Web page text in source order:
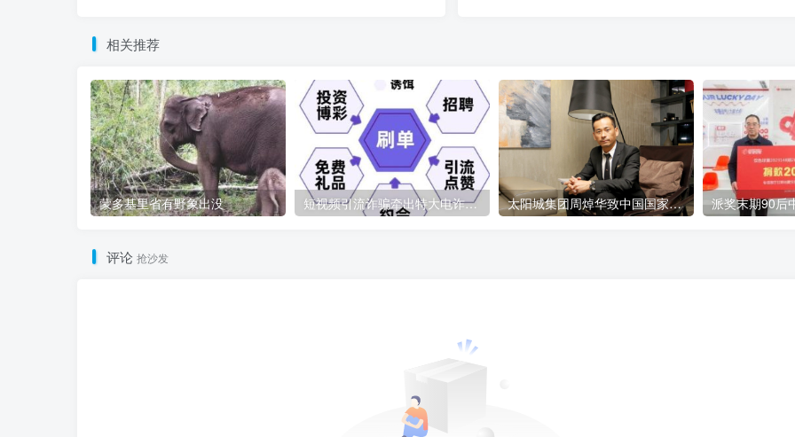
相关推荐
蒙多基里省有野象出没 短视频引流诈骗牵出特大电诈案 涉案金额6000余万元 太阳城集团周焯华致中国国家主席习近平的公开信
评论 抢沙发